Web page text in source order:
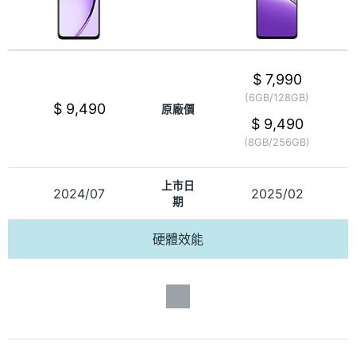
$ 9,490 原廠價
$ 7,990
(6GB/128GB)
$ 9,490
(8GB/256GB)
2024/07
上市日
期
2025/02
硬體效能